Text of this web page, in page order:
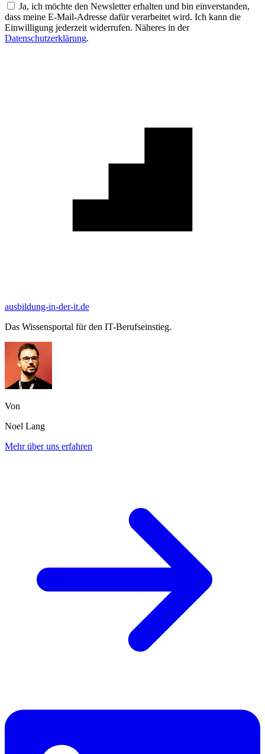
Ja, ich möchte den Newsletter erhalten und bin einverstanden,
dass meine E-Mail-Adresse dafür verarbeitet wird. Ich kann die
Einwilligung jederzeit widerrufen. Näheres in der
Datenschutzerklärung.
ausbildung-in-der-it.de
Das Wissensportal für den IT-Berufseinstieg.
Von
Noel Lang
Mehr über uns erfahren